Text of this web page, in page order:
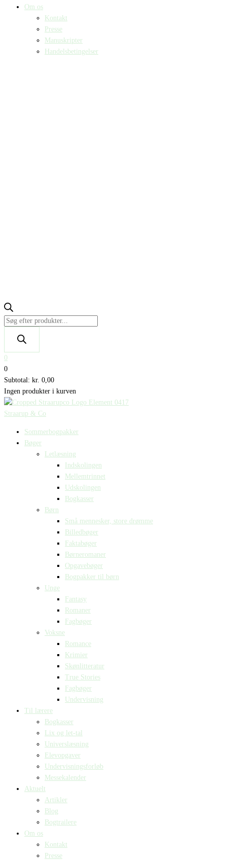
Om os
Kontakt
Presse
Manuskripter
Handelsbetingelser
0
0
Subtotal: kr. 0,00
Ingen produkter i kurven
Straarup & Co
Sommerbogpakker
Bøger
Letlæsning
Indskolingen
Mellemtrinnet
Udskolingen
Bogkasser
Børn
Små mennesker, store drømme
Billedbøger
Faktabøger
Børneromaner
Opgavebøger
Bogpakker til børn
Unge
Fantasy
Romaner
Fagbøger
Voksne
Romance
Krimier
Skønlitteratur
True Stories
Fagbøger
Undervisning
Til lærere
Bogkasser
Lix og let-tal
Universlæsning
Elevopgaver
Undervisningsforløb
Messekalender
Aktuelt
Artikler
Blog
Bogtrailere
Om os
Kontakt
Presse